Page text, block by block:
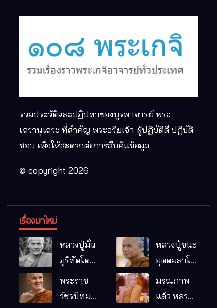
รวมประวัติและปฏิปทาของบูรพาจารย์ พระ
เถรานุเถระ ที่สำคัญ พระอริยเจ้า ผู้ปฏิบัติดี ปฏิบัติ
ชอบ เพื่อให้สะดวกต่อการสืบค้นข้อมูล
© copyright 2026
เรื่องมาใหม่
หลวงปู่มั่น
ภูริทัตโต
พระอริยเจ้า
ผู้เป็นบิดา
หลวงปู่ชนะ
อุตตมลาโภ
หมากอื๋อ
พระราช
วัชรปัทม
มรณภาพ
แล้ว หลวง